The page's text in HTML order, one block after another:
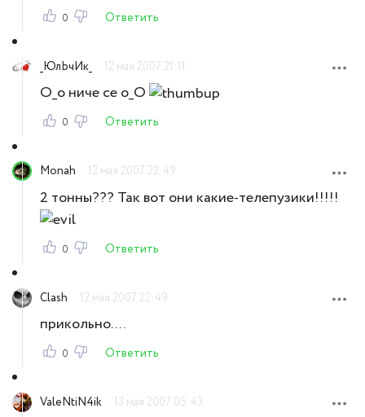
0 Ответить
_ЮлЬчИк_ 12 мая 2007 21:11
О_о ниче се о_О
0 Ответить
Monah 12 мая 2007 22:49
2 тонны??? Так вот они какие-телепузики!!!!!
0 Ответить
Clash 12 мая 2007 22:49
прикольно....
0 Ответить
ValeNtiN4ik 13 мая 2007 05:43